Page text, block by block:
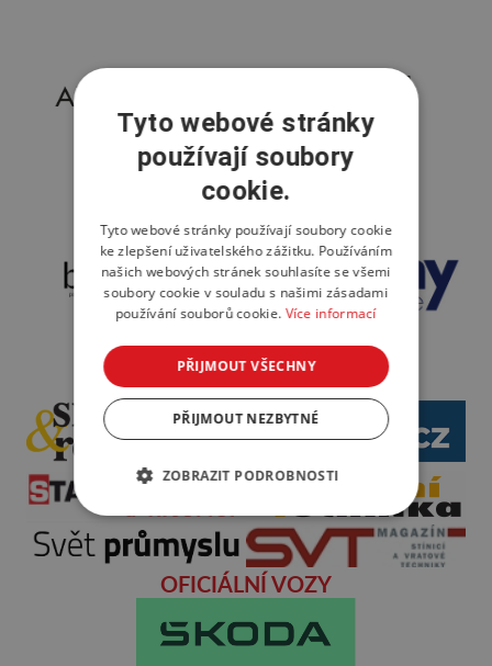
OFICIÁLNÍ VOZY
Tyto webové stránky
používají soubory
cookie.
Tyto webové stránky používají soubory cookie
ke zlepšení uživatelského zážitku. Používáním
našich webových stránek souhlasíte se všemi
soubory cookie v souladu s našimi zásadami
používání souborů cookie. Více informací
PŘIJMOUT VŠECHNY
PŘIJMOUT NEZBYTNÉ
ZOBRAZIT PODROBNOSTI